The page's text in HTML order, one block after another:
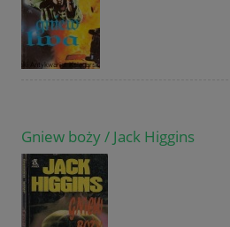
Gniew boży / Jack Higgins